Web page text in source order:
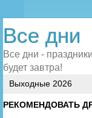
Все дни
Все дни -
будет завтра!
РЕКОМЕНДОВАТЬ